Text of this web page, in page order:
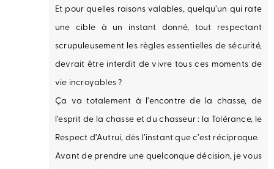
Et pour quelles raisons valables, quelqu’un qui rate
une cible à un instant donné, tout respectant
scrupuleusement les règles essentielles de sécurité,
devrait être interdit de vivre tous ces moments de
vie incroyables ?
Ça va totalement à l’encontre de la chasse, de
l’esprit de la chasse et du chasseur : la Tolérance, le
Respect d’Autrui, dès l’instant que c’est réciproque.
Avant de prendre une quelconque décision, je vous